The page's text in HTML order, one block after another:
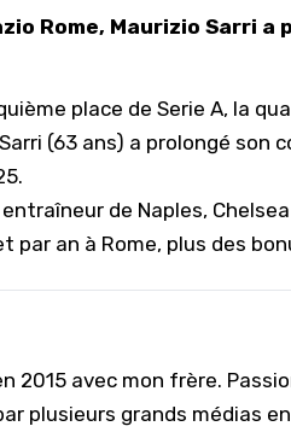
Rome, Maurizio Sarri
place de Serie A, la
(63 ans) a prolongé son
de Naples,
par an à Rome, plus des
2015 avec mon frère.
plusieurs grands médias